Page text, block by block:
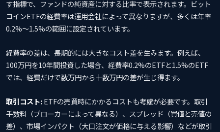
す指標で、ファンドの純資産に対する比率で表示されます。ビット
コインETFの経費率は運用会社によって異なりますが、多くは年率
0.2%〜1.5%の範囲に設定されています。
経費率の差は、長期的には大きなコスト差を生みます。例えば、
100万円を10年間投資した場合、経費率0.2%のETFと1.5%のETF
では、経費だけで数万円から十数万円の差が生じ得ます。
取引コスト:ETFの売買時にかかるコストも考慮が必要です。取引
手数料（ブローカーによって異なる）、スプレッド（買値と売値の
差）、市場インパクト（大口注文が価格に与える影響）などが取引